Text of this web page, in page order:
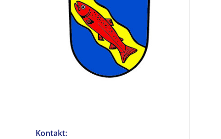
Kontakt: